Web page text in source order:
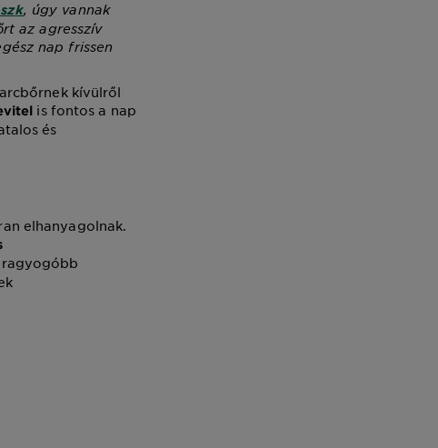
, úgy vannak
az agresszív
nap frissen
kívülről
is fontos a nap
és
elhanyagolnak.
ragyogóbb